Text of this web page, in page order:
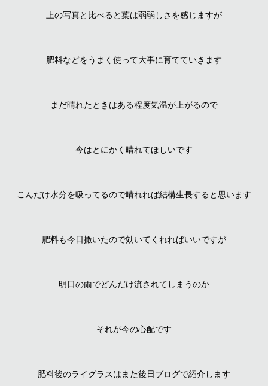
上の写真と比べると葉は弱弱しさを感じますが
肥料などをうまく使って大事に育てていきます
まだ晴れたときはある程度気温が上がるので
今はとにかく晴れてほしいです
こんだけ水分を吸ってるので晴れれば結構生長すると思います
肥料も今日撒いたので効いてくれればいいですが
明日の雨でどんだけ流されてしまうのか
それが今の心配です
肥料後のライグラスはまた後日ブログで紹介します